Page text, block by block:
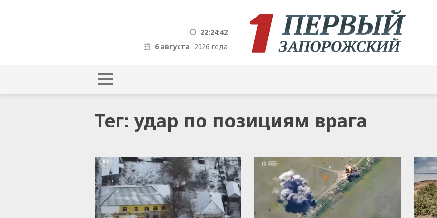
22:24:43
6 августа 2026 года
Тег: удар по позициям врага